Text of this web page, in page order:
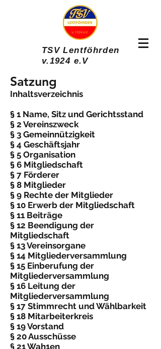
TSV Lentföhrden
v.1924 e.V
Satzung
Inhaltsverzeichnis
§ 1 Name, Sitz und Gerichtsstand
§ 2 Vereinszweck
§ 3 Gemeinnützigkeit
§ 4 Geschäftsjahr
§ 5 Organisation
§ 6 Mitgliedschaft
§ 7 Förderer
§ 8 Mitglieder
§ 9 Rechte der Mitglieder
§ 10 Erwerb der Mitgliedschaft
§ 11 Beiträge
§ 12 Beendigung der
Mitgliedschaft
§ 13 Vereinsorgane
§ 14 Mitgliederversammlung
§ 15 Einberufung der
Mitgliederversammlung
§ 16 Leitung der
Mitgliederversammlung
§ 17 Stimmrecht und Wählbarkeit
§ 18 Mitarbeiterkreis
§ 19 Vorstand
§ 20 Ausschüsse
§ 21 Wah1en